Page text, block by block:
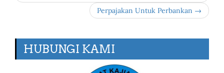
Perpajakan Untuk Perbankan →
HUBUNGI KAMI